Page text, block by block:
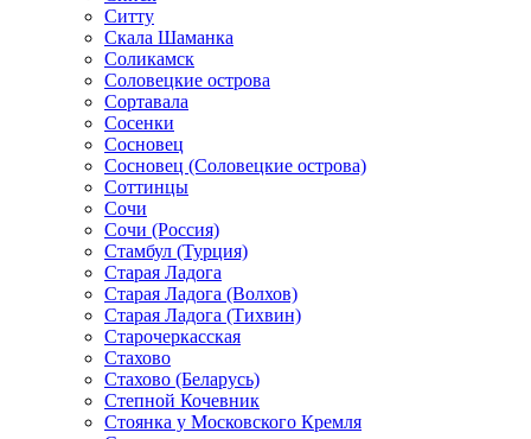
Ситту
Скала Шаманка
Соликамск
Соловецкие острова
Сортавала
Сосенки
Сосновец
Сосновец (Соловецкие острова)
Соттинцы
Сочи
Сочи (Россия)
Стамбул (Турция)
Старая Ладога
Старая Ладога (Волхов)
Старая Ладога (Тихвин)
Старочеркасская
Стахово
Стахово (Беларусь)
Степной Кочевник
Стоянка у Московского Кремля